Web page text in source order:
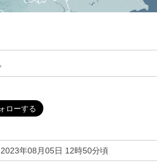
2023年08月05日 12時50分頃